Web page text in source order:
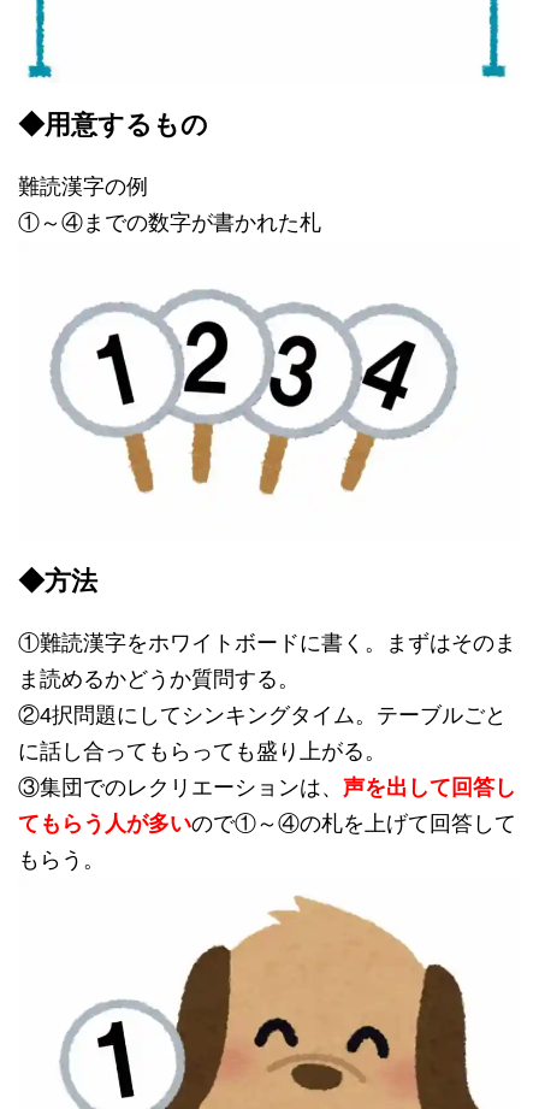
◆用意するもの
難読漢字の例
①～④までの数字が書かれた札
◆方法
①難読漢字をホワイトボードに書く。まずはそのま
ま読めるかどうか質問する。
②4択問題にしてシンキングタイム。テーブルごと
に話し合ってもらっても盛り上がる。
③集団でのレクリエーションは、 声を出して回答し
てもらう人が多いので①～④の札を上げて回答して
もらう。